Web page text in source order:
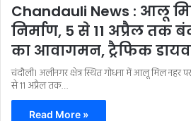
Chandauli News : आलू
निर्माण, 5 से 11 अप्रैल तक
का आवागमन, ट्रैफिक
चंदौली। अलीनगर क्षेत्र स्थित गोधना में आलू मिल नहर
से 11 अप्रैल तक…
Read More »